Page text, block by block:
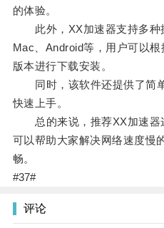
的体验。
此外，XX加速器支持多种
Mac、Android等，用户可以
版本进行下载安装。
同时，该软件还提供了简
快速上手。
总的来说，推荐XX加速器
可以帮助大家解决网络速度慢
畅。
#37#
评论